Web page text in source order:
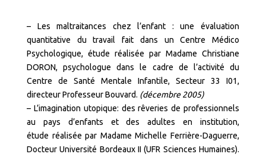
– Les maltraitances chez l’enfant : une évaluation
quantitative du travail fait dans un Centre Médico
Psychologique, étude réalisée par Madame Christiane
DORON, psychologue dans le cadre de l’activité du
Centre de Santé Mentale Infantile, Secteur 33 I01,
directeur Professeur Bouvard. (décembre 2005)
– L’imagination utopique: des rêveries de professionnels
au pays d’enfants et des adultes en institution,
étude réalisée par Madame Michelle Ferrière-Daguerre,
Docteur Université Bordeaux II (UFR Sciences Humaines).